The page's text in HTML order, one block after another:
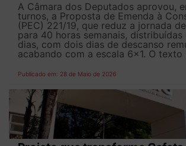
A Câmara dos Deputados aprovou,
turnos, a Proposta de Emenda à
(PEC) 221/19, que reduz a jornada
para 40 horas semanais, distribuídas
dias, com dois dias de descanso
acabando com a escala 6x1. O texto
Publicado em: 28 de Maio de 2026